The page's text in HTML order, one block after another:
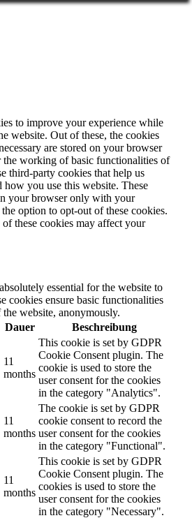
to improve your experience while
website. Out of these, the cookies
are stored on your browser
the working of basic functionalities of
third-party cookies that help us
how you use this website. These
your browser only with your
option to opt-out of these cookies.
these cookies may affect your
essential for the website to
cookies ensure basic functionalities
website, anonymously.
Dauer Beschreibung
11
months
This cookie is set by GDPR
Cookie Consent plugin. The
cookie is used to store the
user consent for the cookies
in the category "Analytics".
11
months
The cookie is set by GDPR
cookie consent to record the
user consent for the cookies
in the category "Functional".
11
months
This cookie is set by GDPR
Cookie Consent plugin. The
cookies is used to store the
user consent for the cookies
in the category "Necessary".